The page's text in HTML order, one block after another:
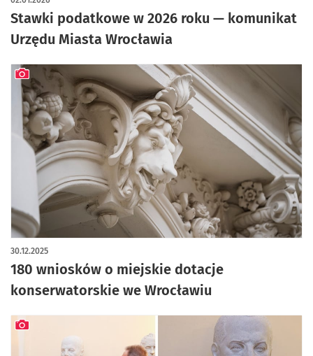
Stawki podatkowe w 2026 roku — komunikat
Urzędu Miasta Wrocławia
180 wniosków o miejskie dotacje
konserwatorskie we Wrocławiu
30.12.2025
artykuł z galerią zdjęć